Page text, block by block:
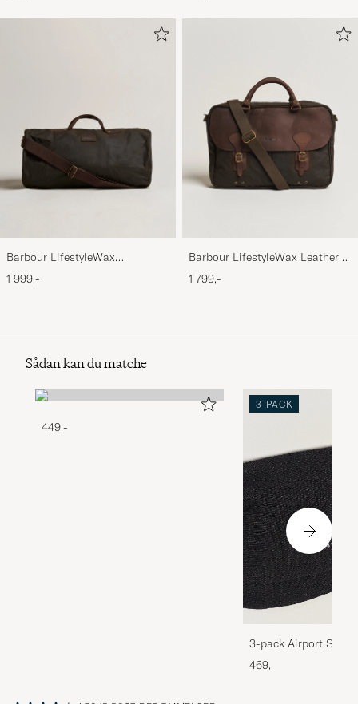
Barbour LifestyleWax
HoldallOlive
1 999,-
Barbour LifestyleWax Leather
Briefcase Olive
1 799,-
Sådan kan du matche
449,-
3-PACK
3-pack Airport
Melange
469,-